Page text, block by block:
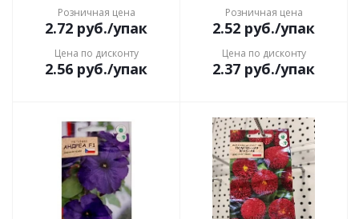
Розничная цена
2.72 руб./упак
Цена по дисконту
2.56 руб./упак
Розничная цена
2.52 руб./упак
Цена по дисконту
2.37 руб./упак